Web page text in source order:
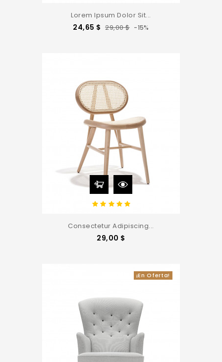
Lorem Ipsum Dolor Sit...
24,65 $ Precio
29,00 $ Precio
-15%
Consectetur Adipiscing...
29,00 $
¡En Oferta!